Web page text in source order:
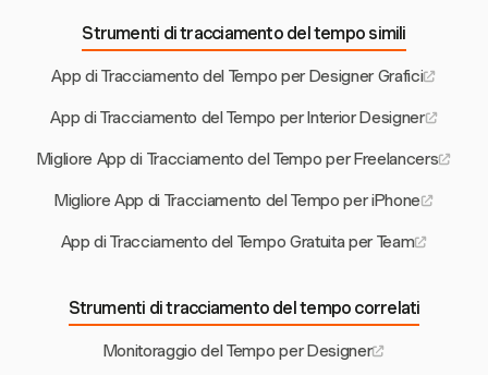
Strumenti di tracciamento del tempo simili
App di Tracciamento del Tempo per Designer Grafici
App di Tracciamento del Tempo per Interior Designer
Migliore App di Tracciamento del Tempo per Freelancers
Migliore App di Tracciamento del Tempo per iPhone
App di Tracciamento del Tempo Gratuita per Team
Strumenti di tracciamento del tempo correlati
Monitoraggio del Tempo per Designer